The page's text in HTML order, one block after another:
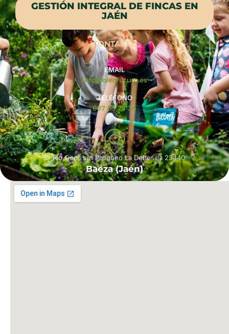
GESTIÓN INTEGRAL DE FINCAS EN
JAÉN
CONTACTO
EMAIL
info@oleofuturo.es
TELÉFONO
607 63 23 34
c/ Rio Genil s/n Polígono La Dehesilla 23440
Baeza (Jaén)